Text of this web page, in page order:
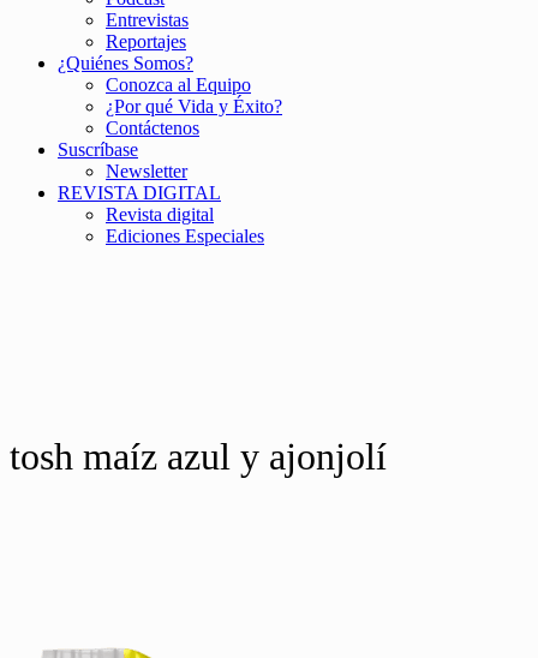
Entrevistas
Reportajes
¿Quiénes Somos?
Conozca al Equipo
¿Por qué Vida y Éxito?
Contáctenos
Suscríbase
Newsletter
REVISTA DIGITAL
Revista digital
Ediciones Especiales
tosh maíz azul y ajonjolí